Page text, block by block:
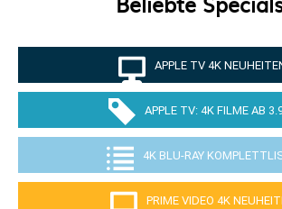
APPLE TV 4K
APPLE TV: 4K FILME AB
4K BLU-RAY
PRIME VIDEO 4K